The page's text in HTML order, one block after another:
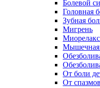
Болевой
Головная
Зубная
Мигрень
Мышечная
От боли
От